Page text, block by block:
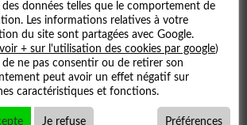
Taxi 59 |Mentions légales-Galerie
photos
données telles que le comportement de
Les informations relatives à votre
du site sont partagées avec Google.
+ sur l'utilisation des cookies par google)
de ne pas consentir ou de retirer son
peut avoir un effet négatif sur
caractéristiques et fonctions.
Je refuse Préférences